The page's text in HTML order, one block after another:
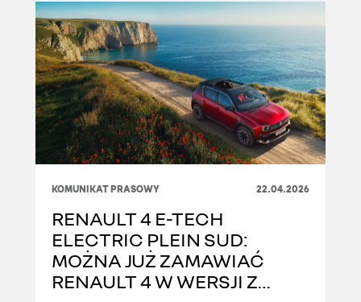
KOMUNIKAT PRASOWY 22.04.2026
RENAULT 4 E-TECH
ELECTRIC PLEIN SUD:
MOŻNA JUŻ ZAMAWIAĆ
RENAULT 4 W WERSJI Z